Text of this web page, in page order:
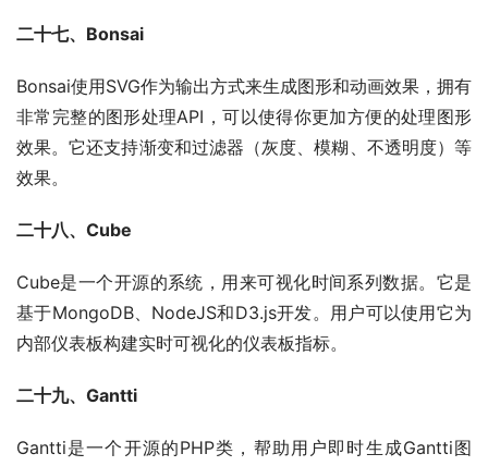
二十七、Bonsai
Bonsai使用SVG作为输出方式来生成图形和动画效果，拥有
非常完整的图形处理API，可以使得你更加方便的处理图形
效果。它还支持渐变和过滤器（灰度、模糊、不透明度）等
效果。
二十八、Cube
Cube是一个开源的系统，用来可视化时间系列数据。它是
基于MongoDB、NodeJS和D3.js开发。用户可以使用它为
内部仪表板构建实时可视化的仪表板指标。
二十九、Gantti
Gantti是一个开源的PHP类，帮助用户即时生成Gantti图